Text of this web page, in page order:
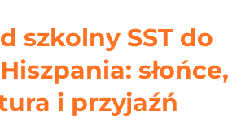
szkolny SST do
słońce,
i przyjaźń